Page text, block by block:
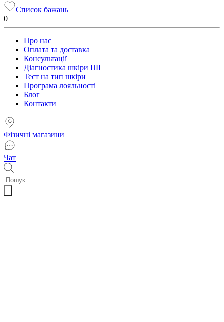
Список бажань
0
Про нас
Оплата та доставка
Консультації
Діагностика шкіри ШІ
Тест на тип шкіри
Програма лояльності
Блог
Контакти
Фізичні магазини
Чат
Пошук
товарів